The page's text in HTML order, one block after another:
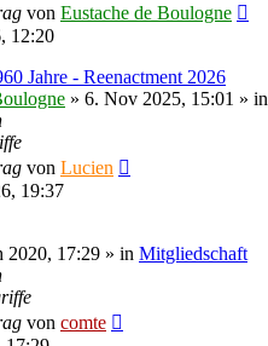
von Eustache de Boulogne
12:20
Jahre - Reenactment 2026
» 6. Nov 2025, 15:01 » in
von Lucien
19:37
2020, 17:29 » in Mitgliedschaft
von comte